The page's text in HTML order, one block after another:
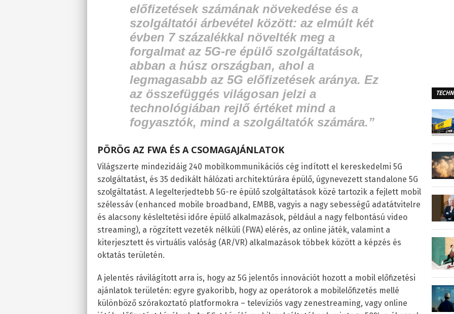
előfizetések számának növekedése és a
szolgáltatói árbevétel között: az elmúlt két
évben 7 százalékkal növelték meg a
forgalmat az 5G-re épülő szolgáltatások,
abban a húsz országban, ahol a
legmagasabb az 5G előfizetések aránya. Ez
az összefüggés világosan jelzi a
technológiában rejlő értéket mind a
fogyasztók, mind a szolgáltatók számára.”
PÖRÖG AZ FWA ÉS A CSOMAGAJÁNLATOK
Világszerte mindezidáig 240 mobilkommunikációs cég indított el kereskedelmi 5G
szolgáltatást, és 35 dedikált hálózati architektúrára épülő, úgynevezett standalone 5G
szolgáltatást. A legelterjedtebb 5G-re épülő szolgáltatások közé tartozik a fejlett mobil
szélessáv (enhanced mobile broadband, EMBB, vagyis a nagy sebességű adatátvitelre
és alacsony késleltetési időre épülő alkalmazások, például a nagy felbontású video
streaming), a rögzített vezeték nélküli (FWA) elérés, az online játék, valamint a
kiterjesztett és virtuális valóság (AR/VR) alkalmazások többek között a képzés és
oktatás területén.
A jelentés rávilágított arra is, hogy az 5G jelentős innovációt hozott a mobil előfizetési
ajánlatok területén: egyre gyakoribb, hogy az operátorok a mobilelőfizetés mellé
különböző szórakoztató platformokra – televíziós vagy zenestreaming, vagy online